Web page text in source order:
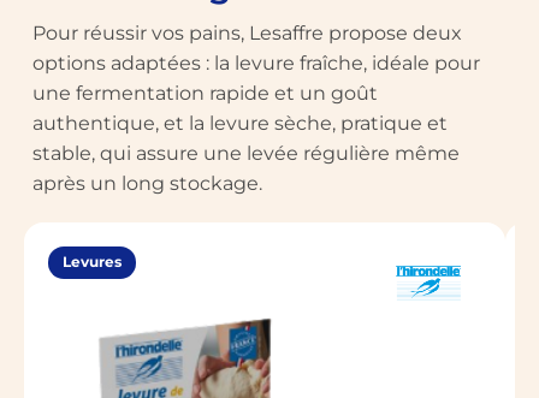
Pour réussir vos pains, Lesaffre propose deux
options adaptées : la levure fraîche, idéale pour
une fermentation rapide et un goût
authentique, et la levure sèche, pratique et
stable, qui assure une levée régulière même
après un long stockage.
Levures